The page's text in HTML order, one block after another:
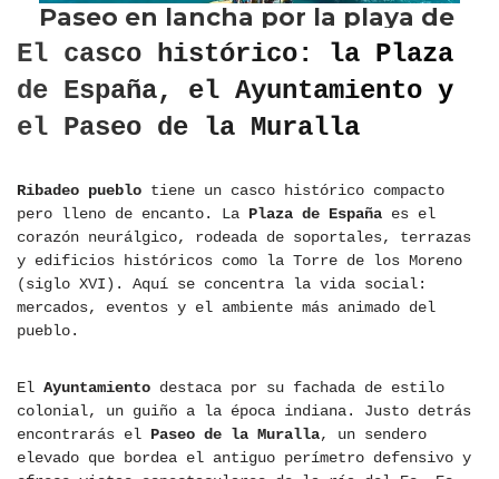
El casco histórico: la Plaza
de España, el Ayuntamiento y
el Paseo de la Muralla
Ribadeo pueblo tiene un casco histórico compacto
pero lleno de encanto. La Plaza de España es el
corazón neurálgico, rodeada de soportales, terrazas
y edificios históricos como la Torre de los Moreno
(siglo XVI). Aquí se concentra la vida social:
mercados, eventos y el ambiente más animado del
pueblo.
El Ayuntamiento destaca por su fachada de estilo
colonial, un guiño a la época indiana. Justo detrás
encontrarás el Paseo de la Muralla, un sendero
elevado que bordea el antiguo perímetro defensivo y